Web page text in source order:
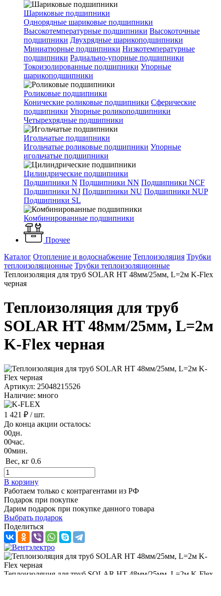
Шариковые подшипники
Однорядные шариковые подшипники
Высокотемпературные подшипники Высокоточные
подшипники Двухрядные шарикоподшипники
Миниатюрные подшипники Низкотемпературные
подшипники Радиально-упорные подшипники
Токоизолированные подшипники Упорные
шарикоподшипники
Роликовые подшипники
Конические роликовые подшипники Сферические
подшипники Упорные роликоподшипники
Четырехрядные подшипники
Игольчатые подшипники
Игольчатые роликовые подшипники Упорные
игольчатые подшипники
Цилиндрические подшипники
Подшипники N Подшипники NN Подшипники NCF
Подшипники NJ Подшипники NU Подшипники NUP
Подшипники SL
Комбинированные подшипники
Прочее
Каталог Отопление и водоснабжение Теплоизоляция Трубки
теплоизоляционные Трубки теплоизоляционные
Теплоизоляция для труб SOLAR HT 48мм/25мм, L=2м K-Flex
черная
Теплоизоляция для труб
SOLAR HT 48мм/25мм, L=2м
K-Flex черная
Артикул: 25048215526
Наличие: много
1 421 ₽ / шт.
До конца акции осталось:
00дн.
00час.
00мин.
Вес, кг 0.6
В корзину
Работаем только с контрагентами из РФ
Подарок при покупке
Дарим подарок при покупке данного товара
Выбрать подарок
Поделиться
Теплоизоляция для труб SOLAR HT 48мм/25мм, L=2м K-Flex